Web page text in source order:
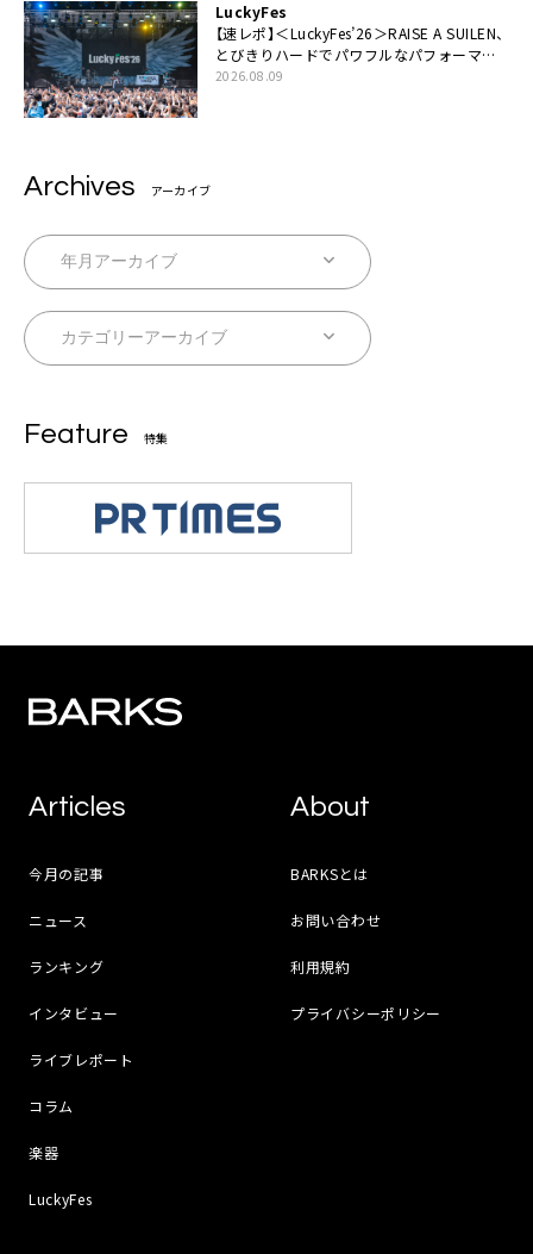
LuckyFes
【速レポ】＜LuckyFes’26＞RAISE A SUILEN、
とびきりハードでパワフルなパフォーマン
ス「一緒に踊っていただけますか？」
2026.08.09
Archives アーカイブ
Feature 特集
Articles
今月の記事
ニュース
ランキング
インタビュー
ライブレポート
コラム
楽器
LuckyFes
About
BARKSとは
お問い合わせ
利用規約
プライバシーポリシー